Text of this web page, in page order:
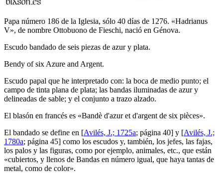
Papa número 186 de la Iglesia, sólo 40 días de 1276. «Hadrianus
V», de nombre Ottobuono de Fieschi, nació en Génova.
Escudo bandado de seis piezas de azur y plata.
Bendy of six Azure and Argent.
Escudo papal que he interpretado con: la boca de medio punto; el
campo de tinta plana de plata; las bandas iluminadas de azur y
delineadas de sable; y el conjunto a trazo alzado.
El blasón en francés es «Bandè d'azur et d'argent de six pièces».
El bandado se define en [Avilés, J.; 1725a; página 40] y [Avilés, J.;
1780a; página 45] como los escudos y, también, los jefes, las fajas,
los palos y las figuras, como por ejemplo, animales, etc., que están
«cubiertos, y llenos de Bandas en número igual, que haya tantas de
metal, como de color».